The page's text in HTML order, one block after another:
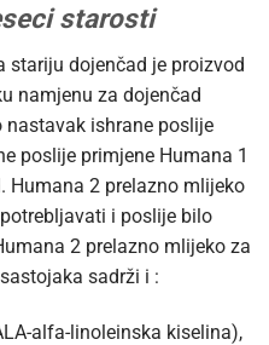
starosti
stariju dojenčad je proizvod
namjenu za dojenčad
nastavak ishrane poslije
poslije primjene Humana 1
Humana 2 prelazno mlijeko
i poslije bilo
2 prelazno mlijeko za
sadrži i :
alfa-linoleinska kiselina),